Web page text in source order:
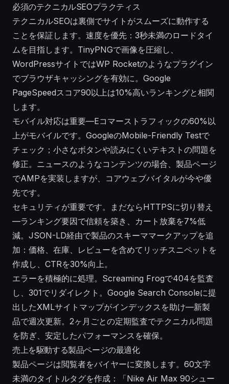
必須のテクニカルSEOプラクティス
テクニカルSEOは裏側でサイトがスムーズに動作する
ことを保証します。速度を優先：3秒未満のロードタイ
ムを目指します。TinyPNGで画像を圧縮し、
WordPressサイトではWP Rocketのようなプラグイン
でブラウザキャッシングを有効に。Google
PageSpeedスコア90以上は10%高いランキングと相関
します。
モバイル対応は重要—Eコマーストラフィックの60%以
上がモバイルです。GoogleのMobile-Friendly Testで
チェック；小さなボタンや読みにくいテキストの問題を
修正。ニュースのようなコンテンツの場合、製品ページ
でAMPを実装しますが、コアウェブバイタルが今や優
先です。
セキュリティが重要です。まだならHTTPSに切り替え
—ランキング要因で信頼を築き、カート放棄を7%低
減。JSON-LD経由で製品のスキーママークアップを追
加：価格、在庫、レビューを含めてリッチスニペットを
作成し、CTRを30%向上。
エラーを積極的に処理。Screaming Frogで404を監査
し、301でリダイレクト。Google Search Consoleに提
出したXMLサイトマップがインデックスを助け—新製
品で週次更新。2ヶ月ごとの定期監査でテクニカル問題
を防ぎ、安定したパフォーマンスを確保。
売上を駆動する製品ページの最適化
製品ページは閲覧者をバイヤーに変換します。60文字
未満のタイトルタグを作成：「Nike Air Max 90シュー